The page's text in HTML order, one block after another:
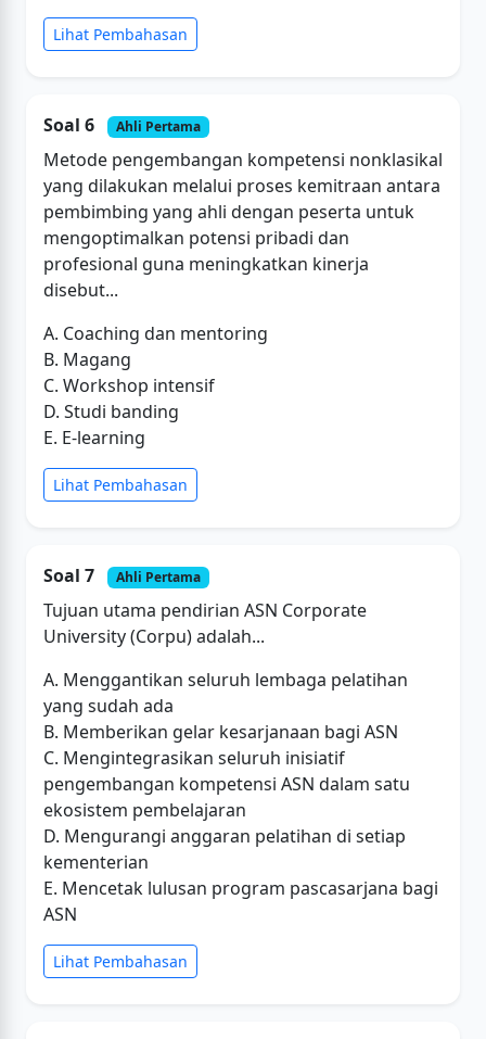
Lihat Pembahasan
Soal 6 Ahli Pertama
Metode pengembangan kompetensi nonklasikal
yang dilakukan melalui proses kemitraan antara
pembimbing yang ahli dengan peserta untuk
mengoptimalkan potensi pribadi dan
profesional guna meningkatkan kinerja
disebut...
A. Coaching dan mentoring
B. Magang
C. Workshop intensif
D. Studi banding
E. E-learning
Lihat Pembahasan
Soal 7 Ahli Pertama
Tujuan utama pendirian ASN Corporate
University (Corpu) adalah...
A. Menggantikan seluruh lembaga pelatihan
yang sudah ada
B. Memberikan gelar kesarjanaan bagi ASN
C. Mengintegrasikan seluruh inisiatif
pengembangan kompetensi ASN dalam satu
ekosistem pembelajaran
D. Mengurangi anggaran pelatihan di setiap
kementerian
E. Mencetak lulusan program pascasarjana bagi
ASN
Lihat Pembahasan